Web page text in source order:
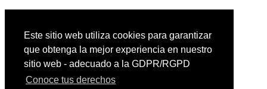
Este sitio web utiliza cookies para garantizar
que obtenga la mejor experiencia en nuestro
sitio web - adecuado a la GDPR/RGPD
Conoce tus derechos
Cambiar navegación